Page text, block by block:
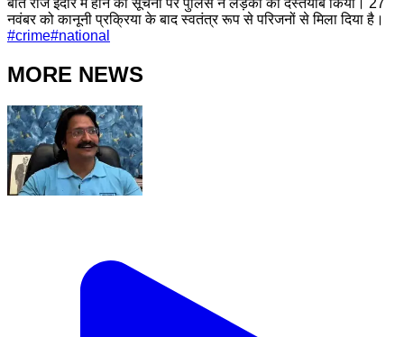
नवंबर को कानूनी प्रक्रिया के बाद स्वतंत्र रूप से परिजनों से मिला दिया है।
#crime#national
MORE NEWS